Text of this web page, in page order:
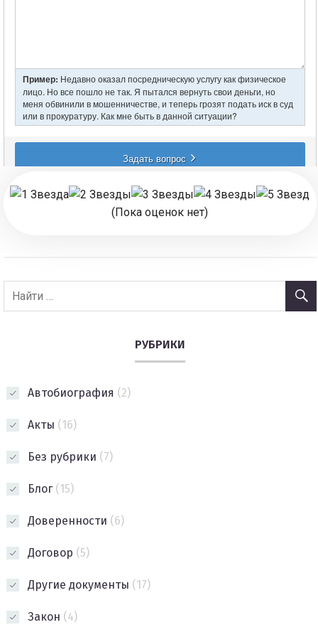
(Пока оценок нет)
РУБРИКИ
Автобиография (2)
Акты (16)
Без рубрики (7)
Блог(15)
Доверенности (6)
Договор (5)
Другие документы (17)
Закон (4)